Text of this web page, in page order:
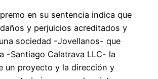
en su sentencia indica que
y perjuicios acreditados y
sociedad -Jovellanos- que
-Santiago Calatrava LLC- la
un proyecto y la dirección y